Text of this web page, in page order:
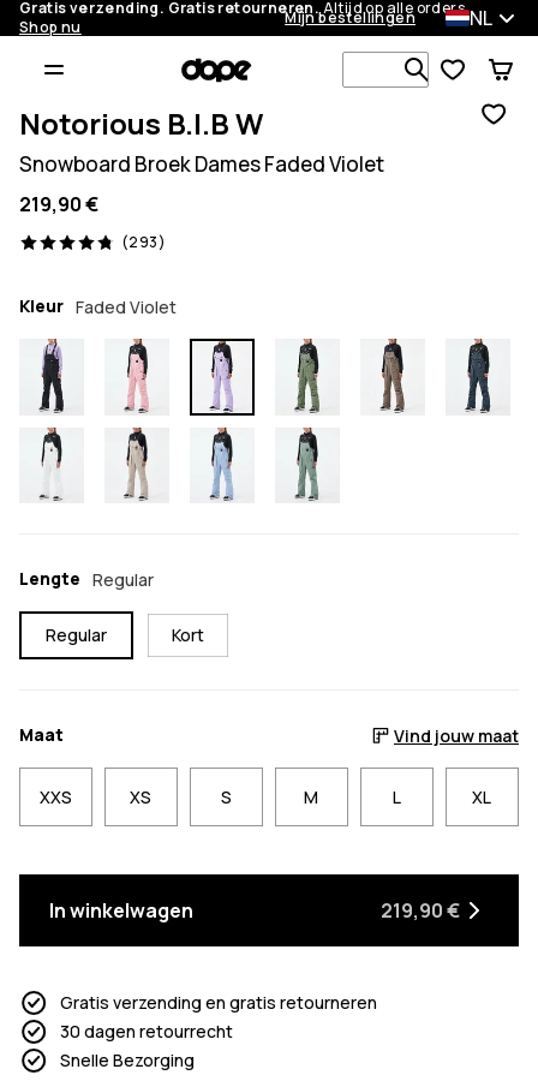
Gratis verzending. Gratis retourneren.Altijd op alle orders.
Shop nu
Mijn bestellingen NL
Zoek in 1
Notorious B.I.B W
Snowboard Broek Dames Faded Violet
219,90 €
(293)
293 beoordelingen, 4.8/5
Kleur Faded Violet
Lengte Regular
Regular Kort
Maat Vind jouw maat
XXS XS S M L XL
In winkelwagen 219,90 €
Gratis verzending en gratis retourneren
30 dagen retourrecht
Snelle Bezorging